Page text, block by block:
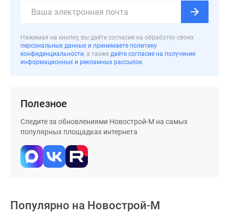
Нажимая на кнопку, вы даёте согласие на обработку своих
персональных данных и принимаете политику
конфиденциальности, а также даёте согласие на получение
информационных и рекламных рассылок
Полезное
Следите за обновлениями Новострой-М на самых
популярных площадках интернета
Популярно на Новострой-М